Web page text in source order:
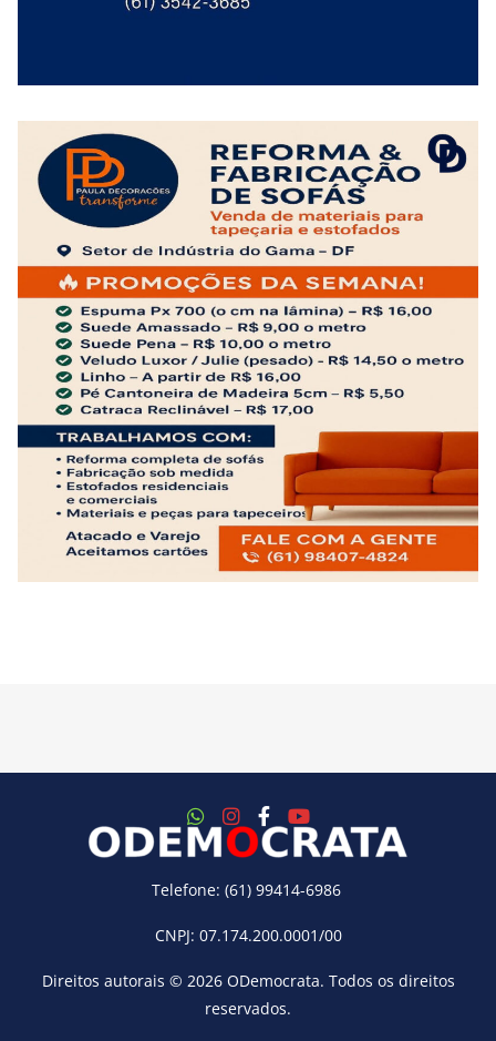
Telefone: (61) 99414-6986
CNPJ: 07.174.200.0001/00
Direitos autorais © 2026 ODemocrata. Todos os direitos
reservados.